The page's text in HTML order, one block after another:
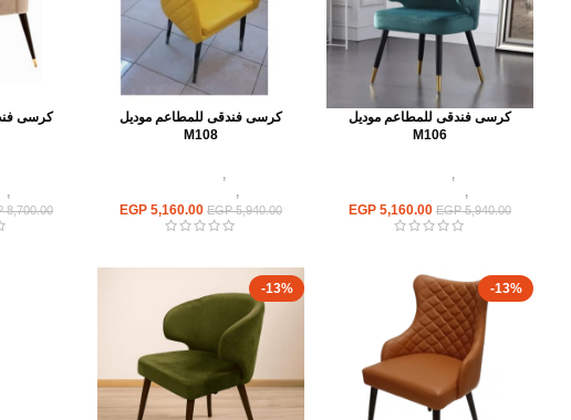
كرسى فندقى للمطاعم موديل
M106
كراسى,
وكافيهات,
EGP5,940.00
EGP 5,160.00
كرسى فندقى للمطاعم موديل
M108
كراسى,
وكافيهات,
EGP5,940.00
EGP 5,160.00
كرسى
وكافيهات,
8,700.00
-13%
-13%